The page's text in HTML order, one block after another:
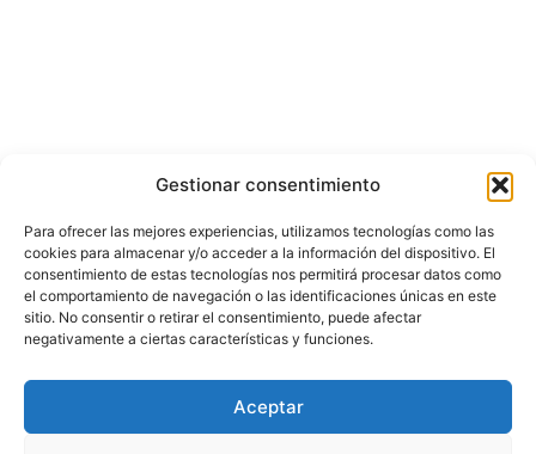
Gestionar consentimiento
Para ofrecer las mejores experiencias, utilizamos tecnologías como las
cookies para almacenar y/o acceder a la información del dispositivo. El
consentimiento de estas tecnologías nos permitirá procesar datos como
el comportamiento de navegación o las identificaciones únicas en este
sitio. No consentir o retirar el consentimiento, puede afectar
negativamente a ciertas características y funciones.
Aceptar